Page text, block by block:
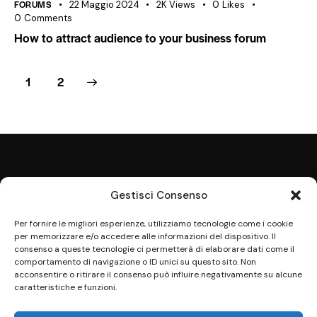
Gestisci Consenso
Per fornire le migliori esperienze, utilizziamo tecnologie come i cookie
per memorizzare e/o accedere alle informazioni del dispositivo. Il
consenso a queste tecnologie ci permetterà di elaborare dati come il
comportamento di navigazione o ID unici su questo sito. Non
acconsentire o ritirare il consenso può influire negativamente su alcune
caratteristiche e funzioni.
FORUMS 22 Maggio 2024 2K Views 0 Likes
0 Comments
How to attract audience to your business forum
1 2
Indirizzo
Via F. Bonetta, 35
97019 Vittoria (RG)